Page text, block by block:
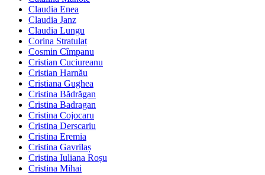
Claudia Enea
Claudia Janz
Claudia Lungu
Corina Stratulat
Cosmin Cîmpanu
Cristian Cuciureanu
Cristian Harnău
Cristiana Gughea
Cristina Bădrăgan
Cristina Badragan
Cristina Cojocaru
Cristina Derscariu
Cristina Eremia
Cristina Gavrilaș
Cristina Iuliana Roșu
Cristina Mihai